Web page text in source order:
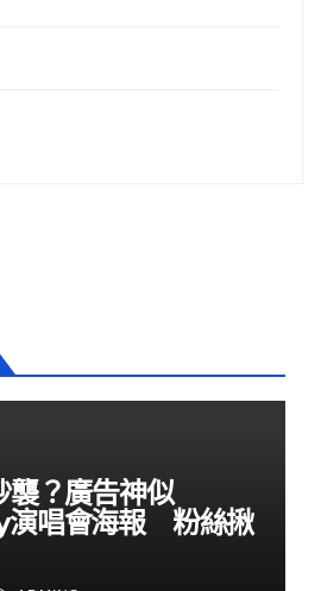
襲？廣告神似
演唱會海報 粉絲揪